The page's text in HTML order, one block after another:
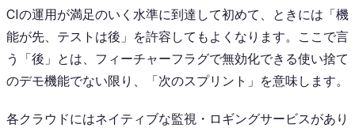
CIの運用が満足のいく水準に到達して初めて、ときには「機
能が先、テストは後」を許容してもよくなります。ここで言
う「後」とは、フィーチャーフラグで無効化できる使い捨て
のデモ機能でない限り、「次のスプリント」を意味します。
各クラウドにはネイティブな監視・ロギングサービスがあり